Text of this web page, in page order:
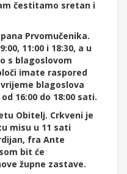
čestitamo sretan i
Prvomučenika.
11:00 i 18:30, a u
s blagoslovom
imate raspored
blagoslova
16:00 do 18:00 sati.
Obitelj. Crkveni je
misu u 11 sati
fra Ante
bit će
župne zastave.